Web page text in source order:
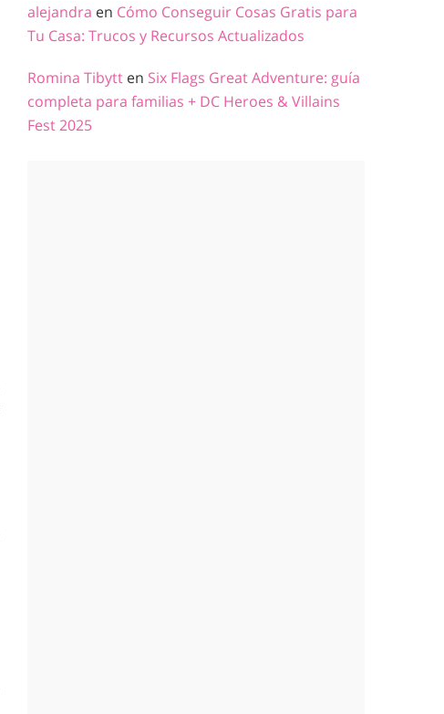
alejandra en Cómo Conseguir Cosas Gratis para
Tu Casa: Trucos y Recursos Actualizados
Romina Tibytt en Six Flags Great Adventure: guía
completa para familias + DC Heroes & Villains
Fest 2025